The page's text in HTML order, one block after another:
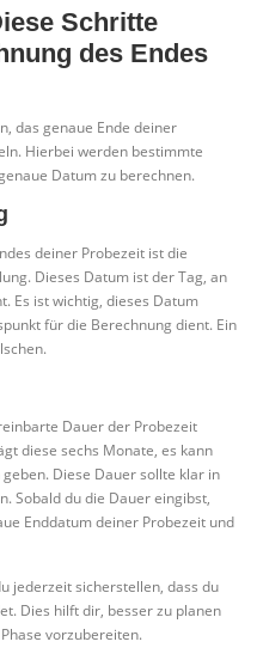
Schritte
des Endes
das genaue Ende deiner
Hierbei werden bestimmte
Datum zu berechnen.
deiner Probezeit ist die
Dieses Datum ist der Tag, an
Es ist wichtig, dieses Datum
für die Berechnung dient. Ein
Dauer der Probezeit
diese sechs Monate, es kann
Diese Dauer sollte klar in
Sobald du die Dauer eingibst,
Enddatum deiner Probezeit und
jederzeit sicherstellen, dass du
Dies hilft dir, besser zu planen
vorzubereiten.